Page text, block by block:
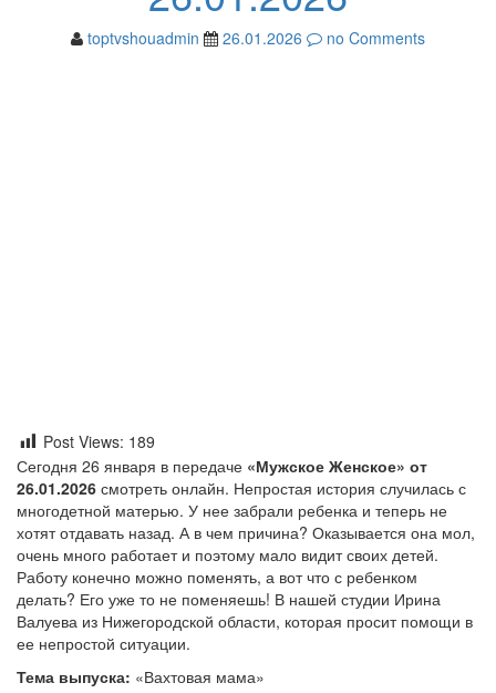
toptvshouadmin 26.01.2026 no Comments
Post Views: 189
Сегодня 26 января в передаче «Мужское Женское» от
26.01.2026 смотреть онлайн. Непростая история случилась с
многодетной матерью. У нее забрали ребенка и теперь не
хотят отдавать назад. А в чем причина? Оказывается она мол,
очень много работает и поэтому мало видит своих детей.
Работу конечно можно поменять, а вот что с ребенком
делать? Его уже то не поменяешь! В нашей студии Ирина
Валуева из Нижегородской области, которая просит помощи в
ее непростой ситуации.
Тема выпуска: «Вахтовая мама»